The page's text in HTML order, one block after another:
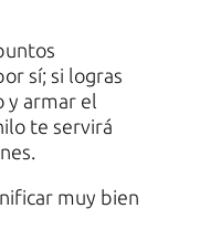
sí; si logras
y armar el
te servirá
muy bien